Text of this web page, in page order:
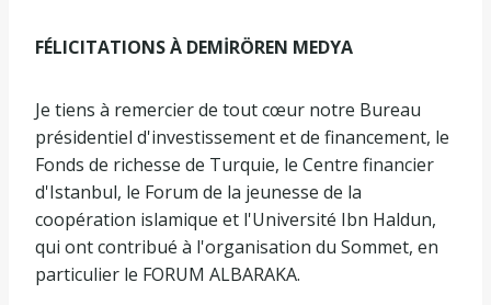
FÉLICITATIONS À DEMİRÖREN MEDYA
Je tiens à remercier de tout cœur notre Bureau
présidentiel d'investissement et de financement, le
Fonds de richesse de Turquie, le Centre financier
d'Istanbul, le Forum de la jeunesse de la
coopération islamique et l'Université Ibn Haldun,
qui ont contribué à l'organisation du Sommet, en
particulier le FORUM ALBARAKA.